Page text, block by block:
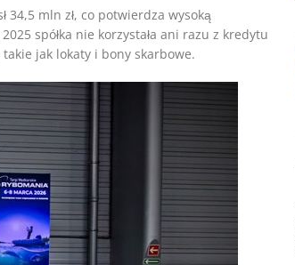
34,5 mln zł, co potwierdza wysoką
spółka nie korzystała ani razu z kredytu
jak lokaty i bony skarbowe.